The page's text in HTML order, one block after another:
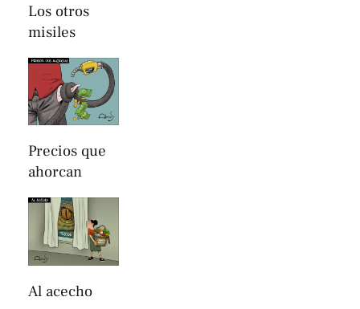
Los otros
misiles
Precios que
ahorcan
Al acecho